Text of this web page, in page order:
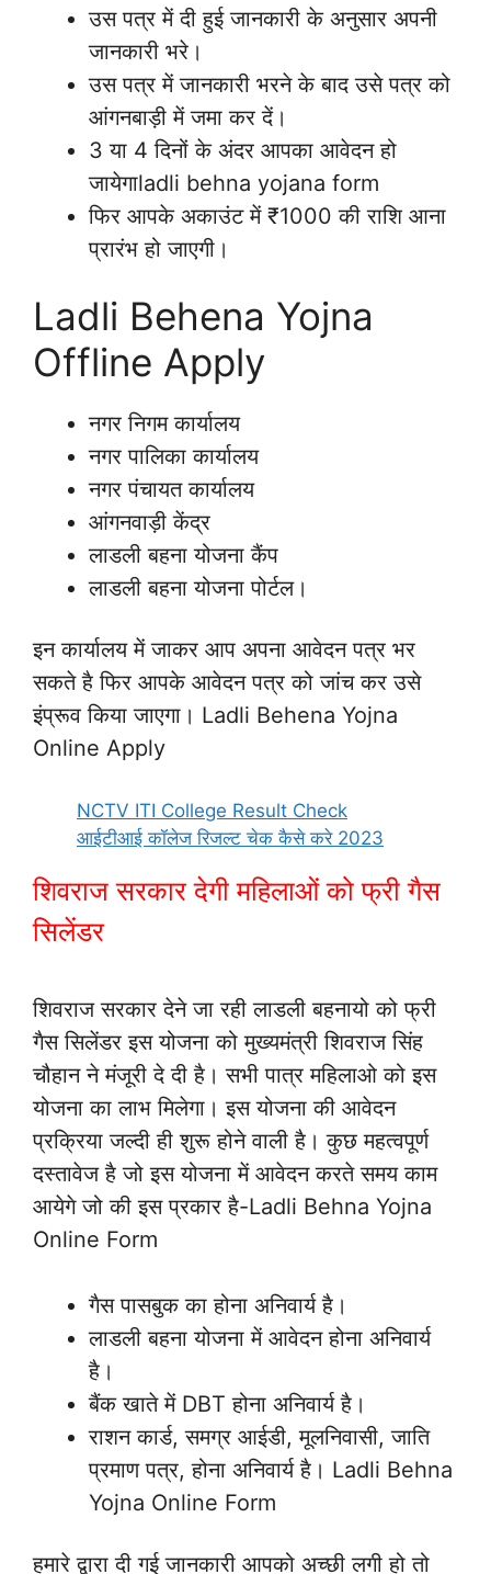
उस पत्र में दी हुई जानकारी के अनुसार अपनी
जानकारी भरे।
उस पत्र में जानकारी भरने के बाद उसे पत्र को
आंगनबाड़ी में जमा कर दें।
3 या 4 दिनों के अंदर आपका आवेदन हो
जायेगाladli behna yojana form
फिर आपके अकाउंट में ₹1000 की राशि आना
प्रारंभ हो जाएगी।
Ladli Behena Yojna
Offline Apply
नगर निगम कार्यालय
नगर पालिका कार्यालय
नगर पंचायत कार्यालय
आंगनवाड़ी केंद्र
लाडली बहना योजना कैंप
लाडली बहना योजना पोर्टल।
इन कार्यालय में जाकर आप अपना आवेदन पत्र भर
सकते है फिर आपके आवेदन पत्र को जांच कर उसे
इंप्रूव किया जाएगा। Ladli Behena Yojna
Online Apply
NCTV ITI College Result Check
आईटीआई कॉलेज रिजल्ट चेक कैसे करे 2023
शिवराज सरकार देगी महिलाओं को फ्री गैस
सिलेंडर
शिवराज सरकार देने जा रही लाडली बहनायो को फ्री
गैस सिलेंडर इस योजना को मुख्यमंत्री शिवराज सिंह
चौहान ने मंजूरी दे दी है। सभी पात्र महिलाओ को इस
योजना का लाभ मिलेगा। इस योजना की आवेदन
प्रक्रिया जल्दी ही शुरू होने वाली है। कुछ महत्वपूर्ण
दस्तावेज है जो इस योजना में आवेदन करते समय काम
आयेगे जो की इस प्रकार है-Ladli Behna Yojna
Online Form
गैस पासबुक का होना अनिवार्य है।
लाडली बहना योजना में आवेदन होना अनिवार्य
है।
बैंक खाते में DBT होना अनिवार्य है।
राशन कार्ड, समग्र आईडी, मूलनिवासी, जाति
प्रमाण पत्र, होना अनिवार्य है। Ladli Behna
Yojna Online Form
हमारे द्वारा दी गई जानकारी आपको अच्छी लगी हो तो